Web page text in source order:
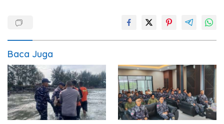
Baca Juga